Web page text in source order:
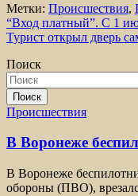
Метки: Происшествия,
Навигация
по
записям
“Вход платный”. С 1
Турист открыл дверь
Поиск
Поиск
Происшествия
В Воронеже
В Воронеже
обороны (ПВО),